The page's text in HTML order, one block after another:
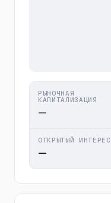
РЫНОЧНАЯ
КАПИТАЛИЗАЦИЯ
—
ОТКРЫТЫЙ ИНТЕРЕС
—